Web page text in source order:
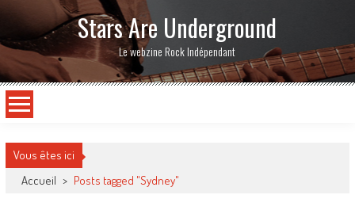
Stars Are Underground
Le webzine Rock Indépendant
Vous êtes ici
Accueil > Posts tagged "Sydney"